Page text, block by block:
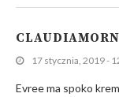
17 stycznia, 2019 -
Evree ma spoko